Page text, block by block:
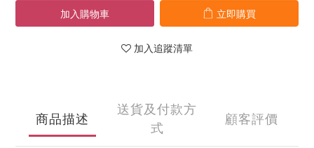
加入購物車 立即購買
加入追蹤清單
商品描述
送貨及付款方
式
顧客評價